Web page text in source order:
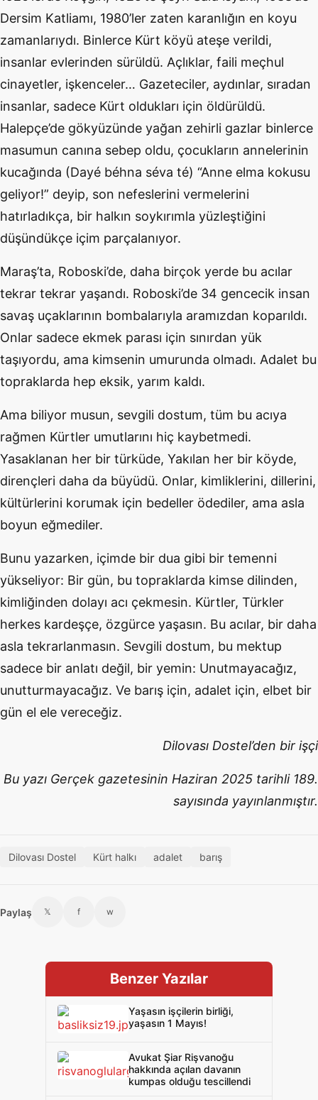
Dersim Katliamı, 1980’ler zaten karanlığın en koyu
zamanlarıydı. Binlerce Kürt köyü ateşe verildi,
insanlar evlerinden sürüldü. Açlıklar, faili meçhul
cinayetler, işkenceler… Gazeteciler, aydınlar, sıradan
insanlar, sadece Kürt oldukları için öldürüldü.
Halepçe’de gökyüzünde yağan zehirli gazlar binlerce
masumun canına sebep oldu, çocukların annelerinin
kucağında (Dayé béhna séva té) “Anne elma kokusu
geliyor!” deyip, son nefeslerini vermelerini
hatırladıkça, bir halkın soykırımla yüzleştiğini
düşündükçe içim parçalanıyor.
Maraş’ta, Roboski’de, daha birçok yerde bu acılar
tekrar tekrar yaşandı. Roboski’de 34 gencecik insan
savaş uçaklarının bombalarıyla aramızdan koparıldı.
Onlar sadece ekmek parası için sınırdan yük
taşıyordu, ama kimsenin umurunda olmadı. Adalet bu
topraklarda hep eksik, yarım kaldı.
Ama biliyor musun, sevgili dostum, tüm bu acıya
rağmen Kürtler umutlarını hiç kaybetmedi.
Yasaklanan her bir türküde, Yakılan her bir köyde,
dirençleri daha da büyüdü. Onlar, kimliklerini, dillerini,
kültürlerini korumak için bedeller ödediler, ama asla
boyun eğmediler.
Bunu yazarken, içimde bir dua gibi bir temenni
yükseliyor: Bir gün, bu topraklarda kimse dilinden,
kimliğinden dolayı acı çekmesin. Kürtler, Türkler
herkes kardeşçe, özgürce yaşasın. Bu acılar, bir daha
asla tekrarlanmasın. Sevgili dostum, bu mektup
sadece bir anlatı değil, bir yemin: Unutmayacağız,
unutturmayacağız. Ve barış için, adalet için, elbet bir
gün el ele vereceğiz.
Dilovası Dostel’den bir işçi
Bu yazı Gerçek gazetesinin Haziran 2025 tarihli 189.
sayısında yayınlanmıştır.
Dilovası Dostel Kürt halkı adalet barış
Paylaş 𝕏 f w
Benzer Yazılar
Yaşasın işçilerin birliği,
yaşasın 1 Mayıs!
Avukat Şiar Rişvanoğu
hakkında açılan davanın
kumpas olduğu tescillendi